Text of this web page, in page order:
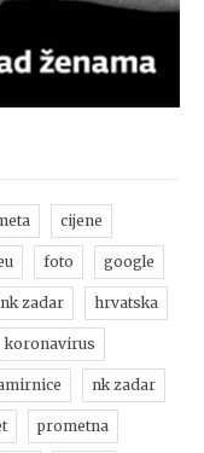
cijene
foto google
zadar hrvatska
koronavirus
nk zadar
prometna